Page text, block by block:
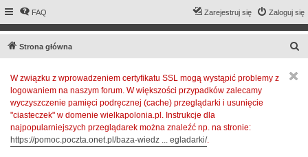
FAQ Zaloguj się
Zarejestruj się
Strona główna
W związku z wprowadzeniem certyfikatu SSL mogą wystąpić problemy z
logowaniem na naszym forum. W większości przypadków zalecamy
wyczyszczenie pamięci podręcznej (cache) przeglądarki i usunięcie
"ciasteczek" w domenie wielkapolonia.pl. Instrukcje dla
najpopularniejszych przeglądarek można znaleźć np. na stronie:
https://pomoc.poczta.onet.pl/baza-wiedz ... egladarki/.